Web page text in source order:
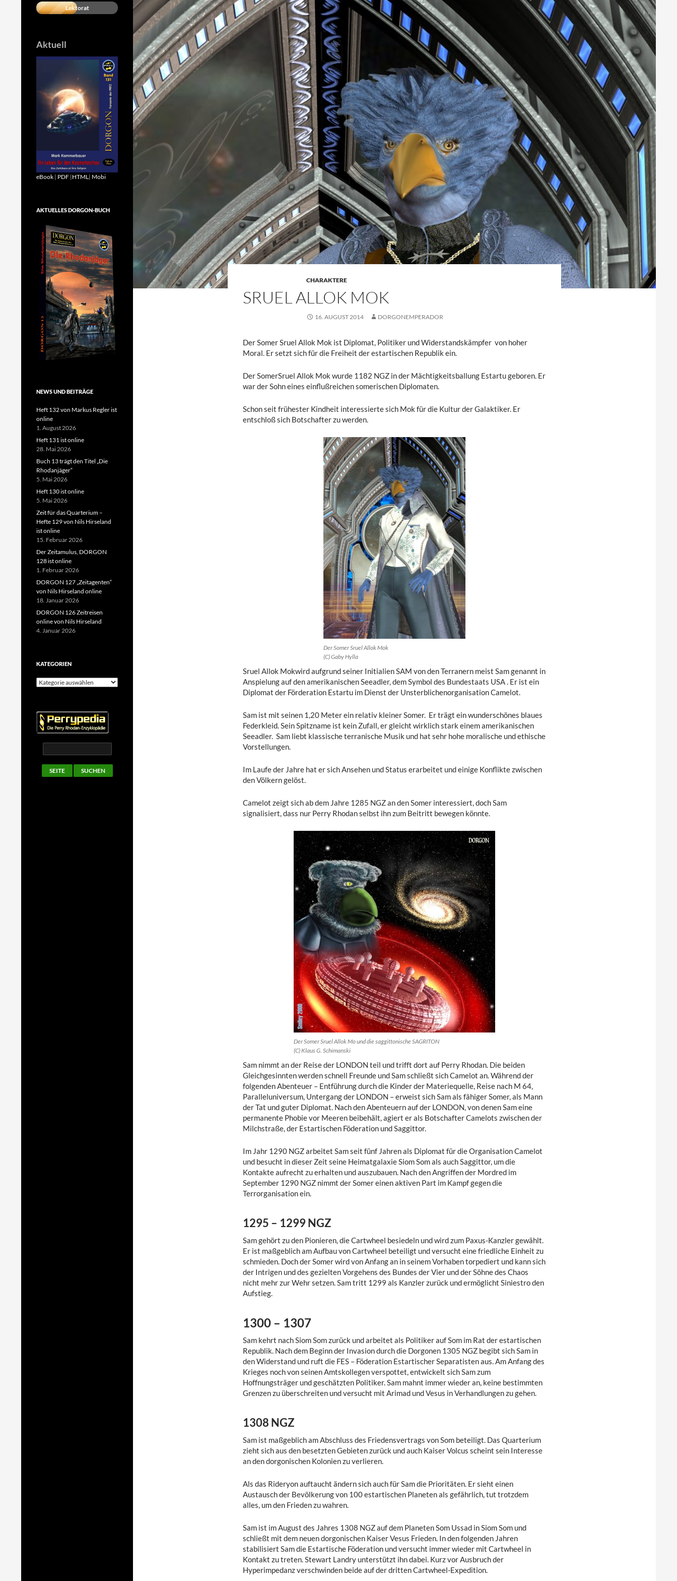
CHARAKTERE
SRUEL ALLOK MOK
16. AUGUST 2014 DORGONEMPERADOR
Der Somer Sruel Allok Mok ist Diplomat, Politiker und Widerstandskämpfer von hoher
Moral. Er setzt sich für die Freiheit der estartischen Republik ein.
Der SomerSruel Allok Mok wurde 1182 NGZ in der Mächtigkeitsballung Estartu geboren. Er
war der Sohn eines einflußreichen somerischen Diplomaten.
Schon seit frühester Kindheit interessierte sich Mok für die Kultur der Galaktiker. Er
entschloß sich Botschafter zu werden.
Der Somer Sruel Allok Mok
(C) Gaby Hylla
Sruel Allok Mokwird aufgrund seiner Initialien SAM von den Terranern meist Sam genannt in
Anspielung auf den amerikanischen Seeadler, dem Symbol des Bundestaats USA . Er ist ein
Diplomat der Förderation Estartu im Dienst der Unsterblichenorganisation Camelot.
Sam ist mit seinen 1,20 Meter ein relativ kleiner Somer. Er trägt ein wunderschönes blaues
Federkleid. Sein Spitzname ist kein Zufall, er gleicht wirklich stark einem amerikanischen
Seeadler. Sam liebt klassische terranische Musik und hat sehr hohe moralische und ethische
Vorstellungen.
Im Laufe der Jahre hat er sich Ansehen und Status erarbeitet und einige Konflikte zwischen
den Völkern gelöst.
Camelot zeigt sich ab dem Jahre 1285 NGZ an den Somer interessiert, doch Sam
signalisiert, dass nur Perry Rhodan selbst ihn zum Beitritt bewegen könnte.
Der Somer Sruel Allok Mo und die saggittonische SAGRITON
(C) Klaus G. Schimanski
Sam nimmt an der Reise der LONDON teil und trifft dort auf Perry Rhodan. Die beiden
Gleichgesinnten werden schnell Freunde und Sam schließt sich Camelot an. Während der
folgenden Abenteuer – Entführung durch die Kinder der Materiequelle, Reise nach M 64,
Paralleluniversum, Untergang der LONDON – erweist sich Sam als fähiger Somer, als Mann
der Tat und guter Diplomat. Nach den Abenteuern auf der LONDON, von denen Sam eine
permanente Phobie vor Meeren beibehält, agiert er als Botschafter Camelots zwischen der
Milchstraße, der Estartischen Föderation und Saggittor.
Im Jahr 1290 NGZ arbeitet Sam seit fünf Jahren als Diplomat für die Organisation Camelot
und besucht in dieser Zeit seine Heimatgalaxie Siom Som als auch Saggittor, um die
Kontakte aufrecht zu erhalten und auszubauen. Nach den Angriffen der Mordred im
September 1290 NGZ nimmt der Somer einen aktiven Part im Kampf gegen die
Terrorganisation ein.
1295 – 1299 NGZ
Sam gehört zu den Pionieren, die Cartwheel besiedeln und wird zum Paxus-Kanzler gewählt.
Er ist maßgeblich am Aufbau von Cartwheel beteiligt und versucht eine friedliche Einheit zu
schmieden. Doch der Somer wird von Anfang an in seinem Vorhaben torpediert und kann sich
der Intrigen und des gezielten Vorgehens des Bundes der Vier und der Söhne des Chaos
nicht mehr zur Wehr setzen. Sam tritt 1299 als Kanzler zurück und ermöglicht Siniestro den
Aufstieg.
1300 – 1307
Sam kehrt nach Siom Som zurück und arbeitet als Politiker auf Som im Rat der estartischen
Republik. Nach dem Beginn der Invasion durch die Dorgonen 1305 NGZ begibt sich Sam in
den Widerstand und ruft die FES – Föderation Estartischer Separatisten aus. Am Anfang des
Krieges noch von seinen Amtskollegen verspottet, entwickelt sich Sam zum
Hoffnungsträger und geschätzten Politiker. Sam mahnt immer wieder an, keine bestimmten
Grenzen zu überschreiten und versucht mit Arimad und Vesus in Verhandlungen zu gehen.
1308 NGZ
Sam ist maßgeblich am Abschluss des Friedensvertrags von Som beteiligt. Das Quarterium
zieht sich aus den besetzten Gebieten zurück und auch Kaiser Volcus scheint sein Interesse
an den dorgonischen Kolonien zu verlieren.
Als das Rideryon auftaucht ändern sich auch für Sam die Prioritäten. Er sieht einen
Austausch der Bevölkerung von 100 estartischen Planeten als gefährlich, tut trotzdem
alles, um den Frieden zu wahren.
Sam ist im August des Jahres 1308 NGZ auf dem Planeten Som Ussad in Siom Som und
schließt mit dem neuen dorgonischen Kaiser Vesus Frieden. In den folgenden Jahren
stabilisiert Sam die Estartische Föderation und versucht immer wieder mit Cartwheel in
Kontakt zu treten. Stewart Landry unterstützt ihn dabei. Kurz vor Ausbruch der
Hyperimpedanz verschwinden beide auf der dritten Cartwheel-Expedition.
Lektorat
Aktuell
eBook | PDF |HTML | Mobi
AKTUELLES DORGON-BUCH
NEWS UND BEITRÄGE
Heft 132 von Markus Regler ist
online
1. August 2026
Heft 131 ist online
28. Mai 2026
Buch 13 trägt den Titel „Die
Rhodanjäger“
5. Mai 2026
Heft 130 ist online
5. Mai 2026
Zeit für das Quarterium –
Hefte 129 von Nils Hirseland
ist online
15. Februar 2026
Der Zeitamulus, DORGON
128 ist online
1. Februar 2026
DORGON 127 „Zeitagenten“
von Nils Hirseland online
18. Januar 2026
DORGON 126 Zeitreisen
online von Nils Hirseland
4. Januar 2026
KATEGORIEN
Kategorien